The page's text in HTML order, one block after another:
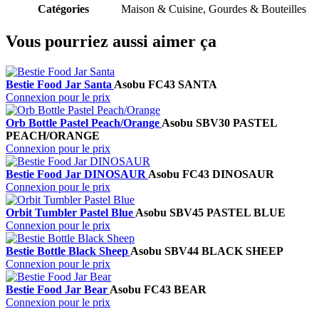
Catégories
Maison & Cuisine, Gourdes & Bouteilles
Vous pourriez aussi aimer ça
Bestie Food Jar Santa Asobu FC43 SANTA
Connexion pour le prix
Orb Bottle Pastel Peach/Orange Asobu SBV30 PASTEL
PEACH/ORANGE
Connexion pour le prix
Bestie Food Jar DINOSAUR Asobu FC43 DINOSAUR
Connexion pour le prix
Orbit Tumbler Pastel Blue Asobu SBV45 PASTEL BLUE
Connexion pour le prix
Bestie Bottle Black Sheep Asobu SBV44 BLACK SHEEP
Connexion pour le prix
Bestie Food Jar Bear Asobu FC43 BEAR
Connexion pour le prix